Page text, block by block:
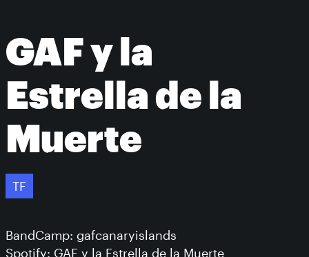
GAF y la
Estrella de la
Muerte
TF
BandCamp: gafcanaryislands
Spotify: GAF y la Estrella de la Muerte